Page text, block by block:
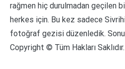
rağmen hiç durulmadan geçilen
herkes için. Bu kez sadece
fotoğraf gezisi düzenledik.
Copyright © Tüm Hakları Saklıdır.